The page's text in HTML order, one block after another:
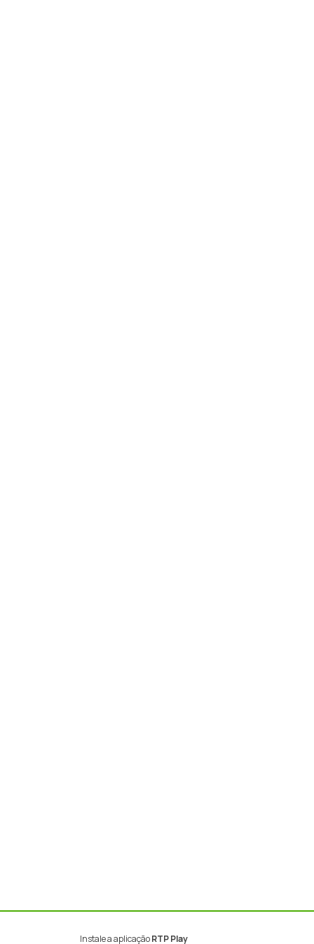
Instale a aplicaçãoRTP Play